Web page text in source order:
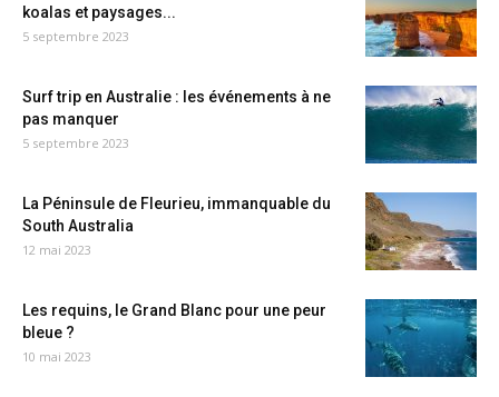
koalas et paysages...
5 septembre 2023
Surf trip en Australie : les événements à ne
pas manquer
5 septembre 2023
La Péninsule de Fleurieu, immanquable du
South Australia
12 mai 2023
Les requins, le Grand Blanc pour une peur
bleue ?
10 mai 2023